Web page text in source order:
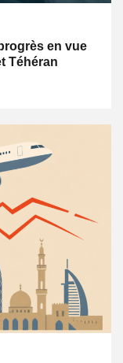
en vue
Téhéran